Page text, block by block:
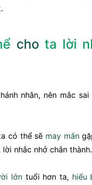
.
cho ta lời
nhân, nên mắc
có thể sẽ may mắn
lời nhắc nhở chân thành.
lớn tuổi hơn ta, hiểu